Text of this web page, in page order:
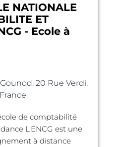
NATIONALE
ET
- Ecole à
20 Rue Verdi,
de comptabilité
L’ENCG est une
à distance